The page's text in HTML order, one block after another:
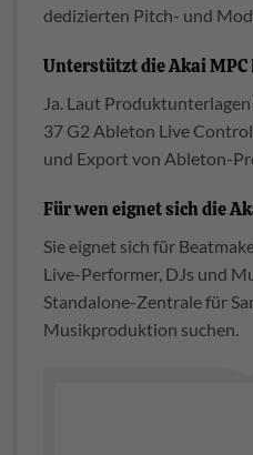
dedizierten Pitch- und
Unterstützt die Akai MPC
Ja. Laut
37 G2 Ableton Live
und Export von Ableton-
Für wen eignet sich die
Sie eignet sich für
Live-Performer, DJs und
Standalone-Zentrale für
Musikproduktion suchen.